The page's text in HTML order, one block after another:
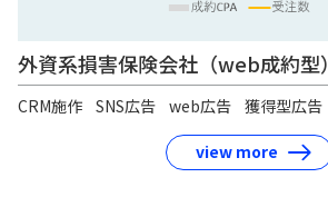
外資系損害保険会社（web成約型）
CRM施作 SNS広告 web広告 獲得型広告
view more